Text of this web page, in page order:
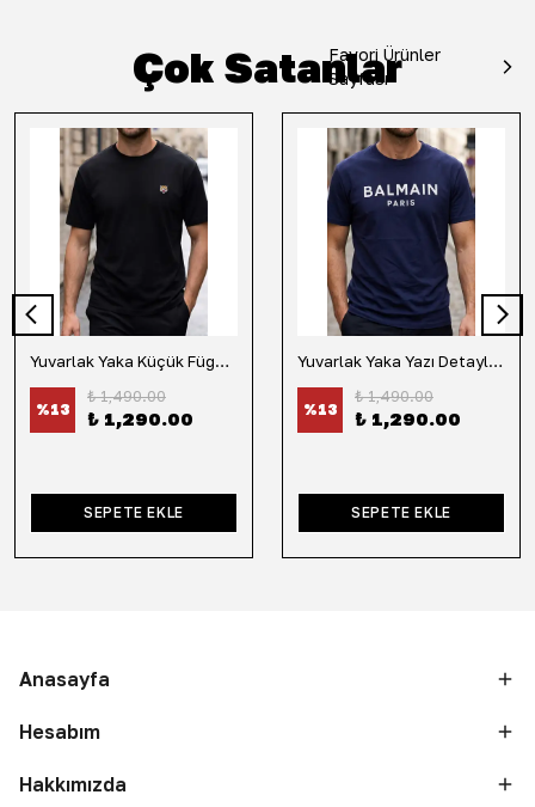
Çok Satanlar
Favori Ürünler
Sayfası
Yuvarlak Yaka Küçük Fügür Detaylı Tişört-Siyah
%13
₺ 1,490.00
₺ 1,290.00
SEPETE EKLE
Yuvarlak Yaka Yazı Detaylı Tişört-Lacivert
%13
₺ 1,490.00
₺ 1,290.00
SEPETE EKLE
Anasayfa
Hesabım
Hakkımızda